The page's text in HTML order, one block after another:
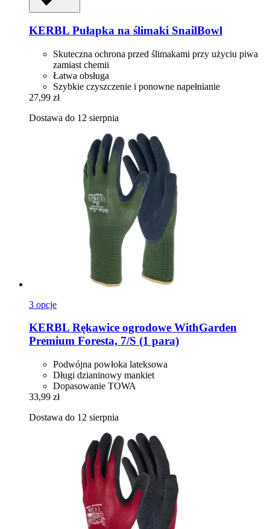
KERBL Pułapka na ślimaki SnailBowl
Skuteczna ochrona przed ślimakami przy użyciu piwa
zamiast chemii
Łatwa obsługa
Szybkie czyszczenie i ponowne napełnianie
27,99 zł
Dostawa do 12 sierpnia
3 opcje
KERBL Rękawice ogrodowe WithGarden
Premium Foresta, 7/S (1 para)
Podwójna powłoka lateksowa
Długi dzianinowy mankiet
Dopasowanie TOWA
33,99 zł
Dostawa do 12 sierpnia